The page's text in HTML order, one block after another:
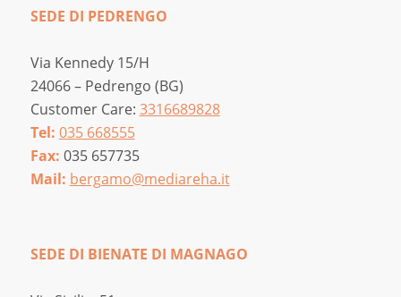
SEDE DI PEDRENGO
Via Kennedy 15/H
24066 – Pedrengo (BG)
Customer Care: 3316689828
Tel: 035 668555
Fax: 035 657735
Mail: bergamo@mediareha.it
SEDE DI BIENATE DI MAGNAGO